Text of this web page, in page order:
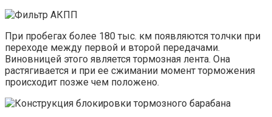
При пробегах более 180 тыс. км появляются толчки при
переходе между первой и второй передачами.
Виновницей этого является тормозная лента. Она
растягивается и при ее сжимании момент торможения
происходит позже чем положено.